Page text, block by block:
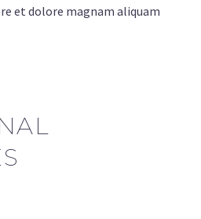
et dolore magnam aliquam